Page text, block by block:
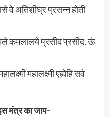
वे अतिशीघ्र प्रसन्न होती
कमलालये प्रसीद प्रसीद, ऊं
महालक्ष्मी एह्येहि सर्व
मंत्र का जाप-